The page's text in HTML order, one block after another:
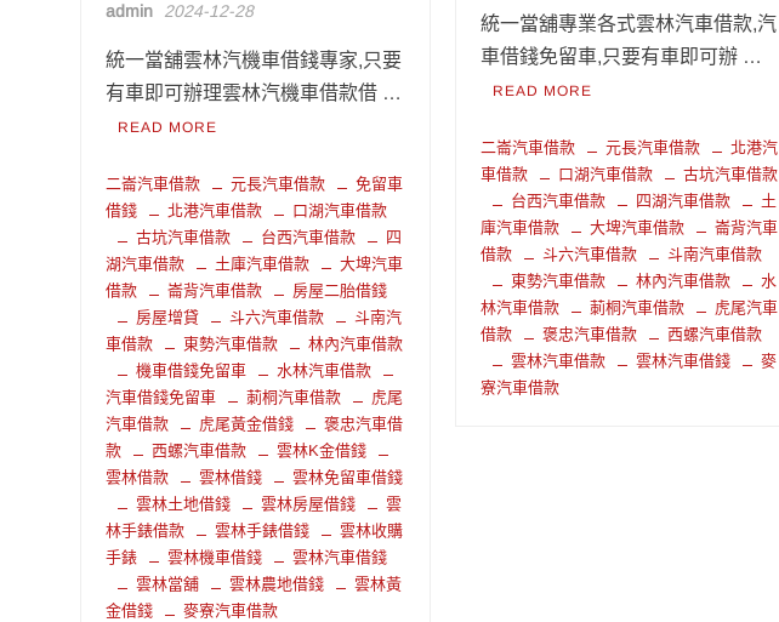
admin 2024-12-28
統一當舖雲林汽機車借錢專家,只要
有車即可辦理雲林汽機車借款借 …
READ MORE
二崙汽車借款 元長汽車借款
免留車
借錢
北港汽車借款
口湖汽車借款
古坑汽車借款
台西汽車借款
四
湖汽車借款
土庫汽車借款
大埤汽車
借款
崙背汽車借款
房屋二胎借錢
房屋增貸
斗六汽車借款
斗南汽
車借款
東勢汽車借款
林內汽車借款
機車借錢免留車
水林汽車借款
汽車借錢免留車
莿桐汽車借款
虎尾
汽車借款
虎尾黃金借錢
褒忠汽車借
款
西螺汽車借款
雲林K金借錢
雲林借款
雲林借錢
雲林免留車借錢
雲林土地借錢
雲林房屋借錢
雲
林手錶借款
雲林手錶借錢
雲林收購
手錶
雲林機車借錢
雲林汽車借錢
雲林當舖
雲林農地借錢
雲林黃
金借錢
麥寮汽車借款
統一當舖專業各式雲林汽車借款,汽
車借錢免留車,只要有車即可辦 …
READ MORE
二崙汽車借款 元長汽車借款
北港汽
車借款
口湖汽車借款
古坑汽車借款
台西汽車借款
四湖汽車借款
土
庫汽車借款
大埤汽車借款
崙背汽車
借款
斗六汽車借款
斗南汽車借款
東勢汽車借款
林內汽車借款
水
林汽車借款
莿桐汽車借款
虎尾汽車
借款
褒忠汽車借款
西螺汽車借款
雲林汽車借款
雲林汽車借錢
麥
寮汽車借款